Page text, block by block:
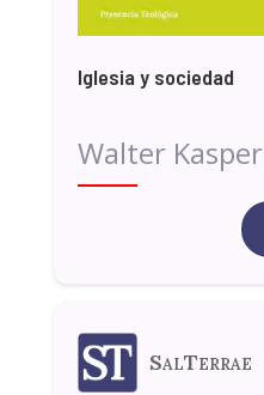
Iglesia y sociedad
Walter Kasper
SalTerrae